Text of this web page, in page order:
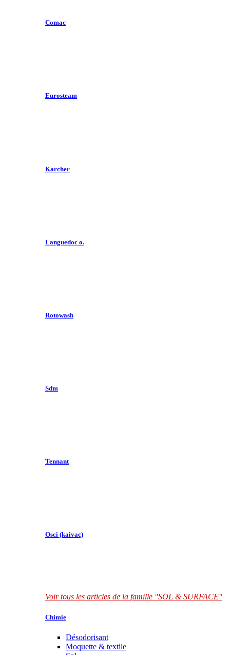
Comac
Eurosteam
Karcher
Languedoc o.
Rotowash
Sdm
Tennant
Osci (kaivac)
Voir tous les articles de la famille "SOL & SURFACE"
Chimie
Désodorisant
Moquette & textile